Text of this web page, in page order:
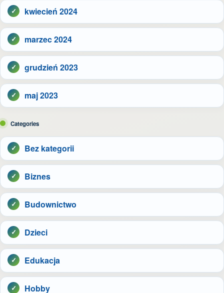
kwiecień 2024
marzec 2024
grudzień 2023
maj 2023
Categories
Bez kategorii
Biznes
Budownictwo
Dzieci
Edukacja
Hobby